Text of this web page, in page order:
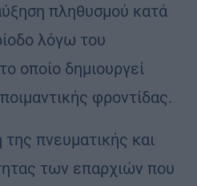
πληθυσμού κατά
λόγω του
οποίο δημιουργεί
φροντίδας.
πνευματικής και
των επαρχιών που